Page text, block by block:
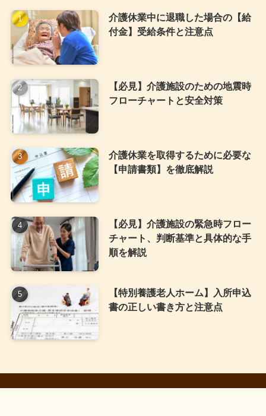
介護休業中に退職した場合の【給
付金】受給条件と注意点
【必見】介護施設のための地震時
フローチャートと安全対策
介護休業を取得するために必要な
【申請書類】を徹底解説
【必見】介護施設の緊急時フロー
チャート、判断基準と具体的な手
順を解説
【特別養護老人ホーム】入所申込
書の正しい書き方と注意点